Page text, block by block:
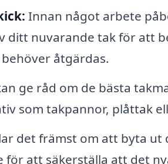
Innan något arbete
ditt nuvarande tak för att
åtgärdas.
ge råd om de bästa
som takpannor, plåttak
det främst om att byta
att säkerställa att det